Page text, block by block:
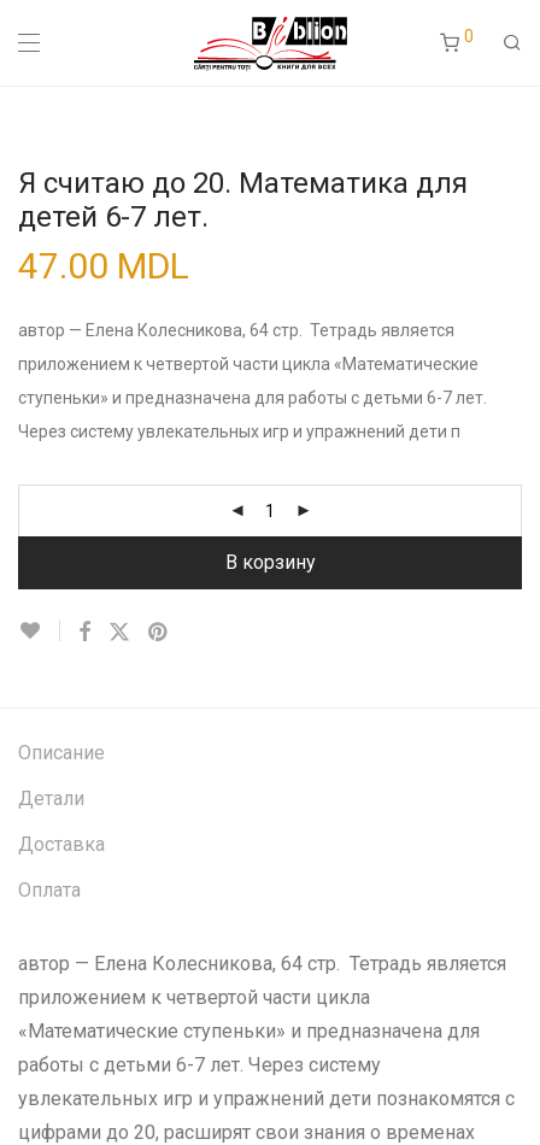
0
Я считаю до 20. Математика для
детей 6-7 лет.
47.00 MDL
автор — Елена Колесникова, 64 стр. Тетрадь является
приложением к четвертой части цикла «Математические
ступеньки» и предназначена для работы с детьми 6-7 лет.
Через систему увлекательных игр и упражнений дети п
В корзину
Описание
Детали
Доставка
Оплата
автор — Елена Колесникова, 64 стр. Тетрадь является
приложением к четвертой части цикла
«Математические ступеньки» и предназначена для
работы с детьми 6-7 лет. Через систему
увлекательных игр и упражнений дети познакомятся с
цифрами до 20, расширят свои знания о временах